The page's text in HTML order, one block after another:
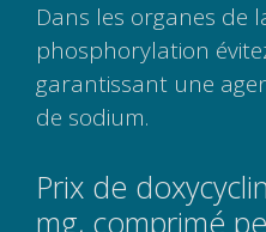
Dans les organes de
phosphorylation
garantissant une
de sodium.
Prix de
mg, comprimé